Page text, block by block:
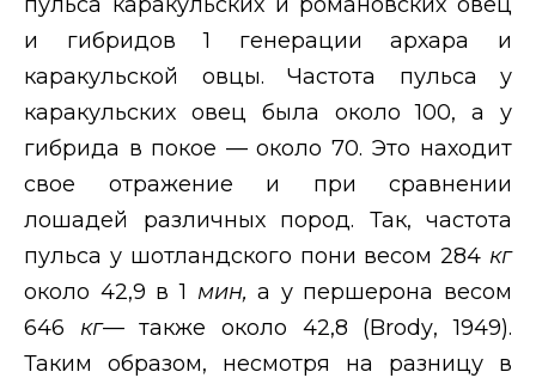
и гибридов 1 генерации архара и
каракульской овцы. Частота пульса у
каракульских овец была около 100, а у
гибрида в покое — около 70. Это находит
свое отражение и при сравнении
лошадей различных пород. Так, частота
пульса у шотландского пони весом 284 кг
около 42,9 в 1 мин,а у першерона весом
646 кг— также около 42,8 (Brody, 1949).
Таким образом, несмотря на разницу в